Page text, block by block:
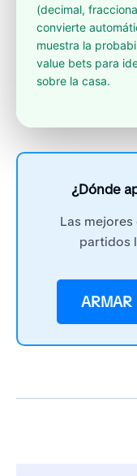
(decimal,
convierte
muestra la
value bets para
sobre la casa.
¿Dónde
Las
partidos
ARMAR